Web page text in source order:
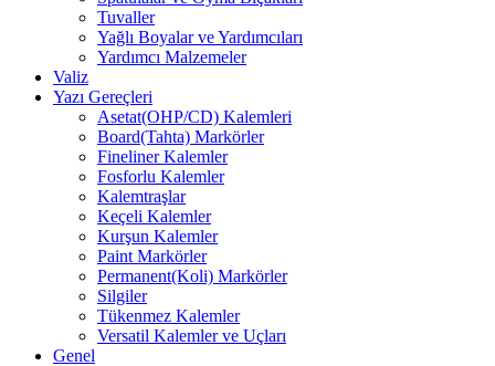
Tuvaller
Yağlı Boyalar ve Yardımcıları
Yardımcı Malzemeler
Valiz
Yazı Gereçleri
Asetat(OHP/CD) Kalemleri
Board(Tahta) Markörler
Fineliner Kalemler
Fosforlu Kalemler
Kalemtraşlar
Keçeli Kalemler
Kurşun Kalemler
Paint Markörler
Permanent(Koli) Markörler
Silgiler
Tükenmez Kalemler
Versatil Kalemler ve Uçları
Genel